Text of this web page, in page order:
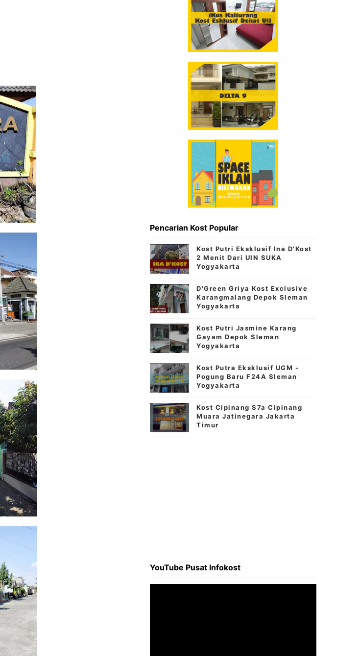
Pencarian Kost Popular
Kost Putri Eksklusif Ina D'Kost
2 Menit Dari UIN SUKA
Yogyakarta
D'Green Griya Kost Exclusive
Karangmalang Depok Sleman
Yogyakarta
Kost Putri Jasmine Karang
Gayam Depok Sleman
Yogyakarta
Kost Putra Eksklusif UGM -
Pogung Baru F24A Sleman
Yogyakarta
Kost Cipinang S7a Cipinang
Muara Jatinegara Jakarta
Timur
YouTube Pusat Infokost